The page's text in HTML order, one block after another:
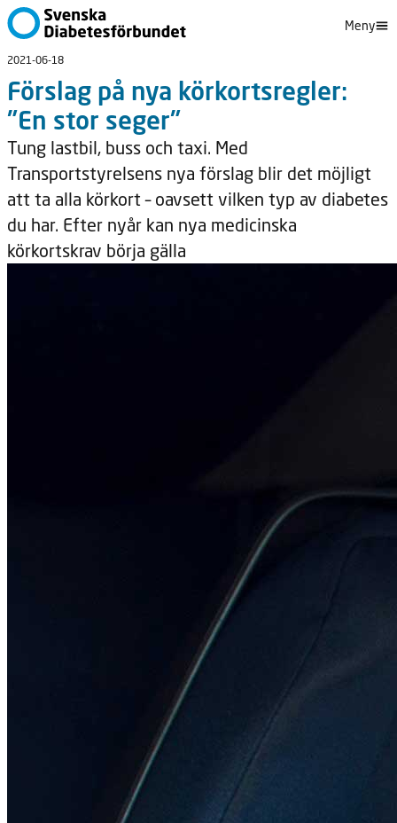
Meny
2021-06-18
Förslag på nya körkortsregler:
"En stor seger"
Tung lastbil, buss och taxi. Med
Transportstyrelsens nya förslag blir det möjligt
att ta alla körkort – oavsett vilken typ av diabetes
du har. Efter nyår kan nya medicinska
körkortskrav börja gälla